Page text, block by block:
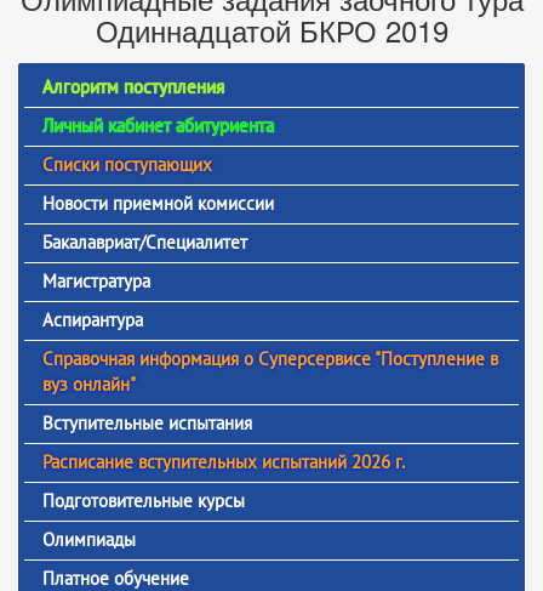
Одиннадцатой БКРО 2019
Алгоритм поступления
Личный кабинет абитуриента
Списки поступающих
Новости приемной комиссии
Бакалавриат/Специалитет
Магистратура
Аспирантура
Справочная информация о Суперсервисе "Поступление в
вуз онлайн"
Вступительные испытания
Расписание вступительных испытаний 2026 г.
Подготовительные курсы
Олимпиады
Платное обучение